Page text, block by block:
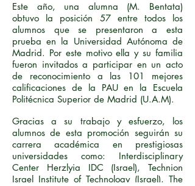
Este año, una alumna (M. Bentata)
obtuvo la posición 57 entre todos los
alumnos que se presentaron a esta
prueba en la Universidad Autónoma de
Madrid. Por este motivo ella y su familia
fueron invitados a participar en un acto
de reconocimiento a las 101 mejores
calificaciones de la PAU en la Escuela
Politécnica Superior de Madrid (U.A.M).
Gracias a su trabajo y esfuerzo, los
alumnos de esta promoción seguirán su
carrera académica en prestigiosas
universidades como: Interdisciplinary
Center Herzlyia IDC (Israel), Technion
Israel Institute of Technology (Israel), The